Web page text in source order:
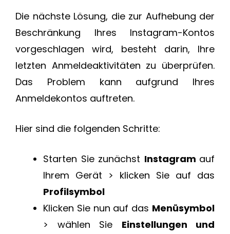
Die nächste Lösung, die zur Aufhebung der
Beschränkung Ihres Instagram-Kontos
vorgeschlagen wird, besteht darin, Ihre
letzten Anmeldeaktivitäten zu überprüfen.
Das Problem kann aufgrund Ihres
Anmeldekontos auftreten.
Hier sind die folgenden Schritte:
Starten Sie zunächst Instagram auf
Ihrem Gerät > klicken Sie auf das
Profilsymbol
Klicken Sie nun auf das Menüsymbol
> wählen Sie Einstellungen und